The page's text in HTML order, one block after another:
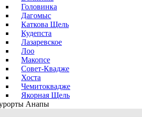
Головинка
Дагомыс
Каткова Щель
Кудепста
Лазаревское
Лоо
Макопсе
Совет-Квадже
Хоста
Чемитоквадже
Якорная Щель
Анапы